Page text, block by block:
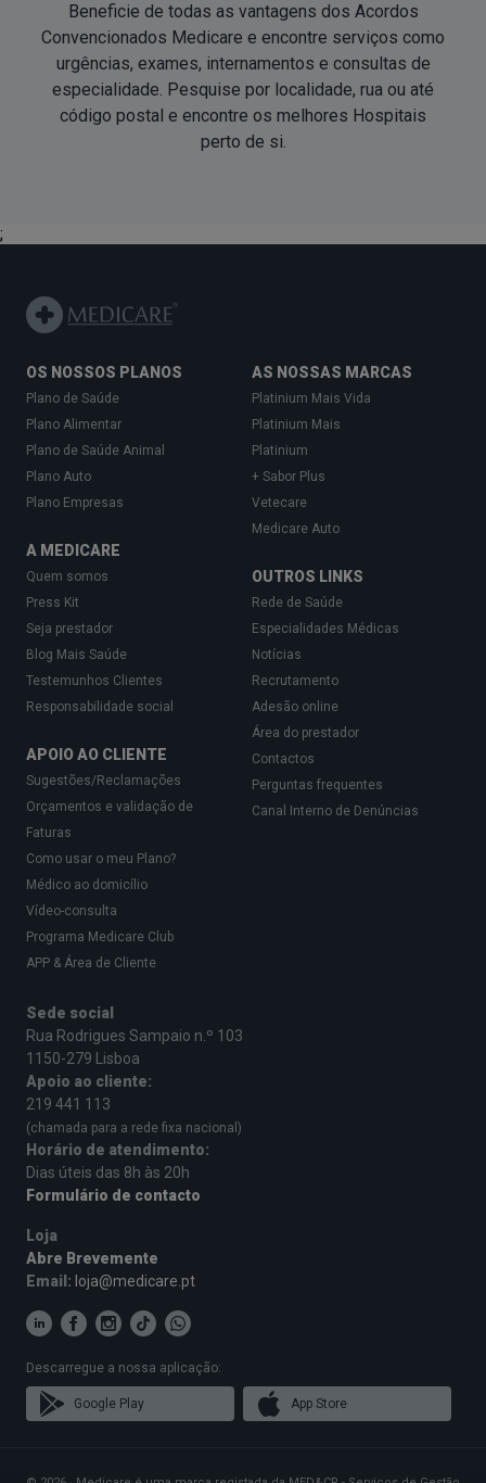
Beneficie de todas as vantagens dos Acordos
Convencionados Medicare e encontre serviços como
urgências, exames, internamentos e consultas de
especialidade. Pesquise por localidade, rua ou até
código postal e encontre os melhores Hospitais
perto de si.
;
OS NOSSOS PLANOS
Plano de Saúde
Plano Alimentar
Plano de Saúde Animal
Plano Auto
Plano Empresas
A MEDICARE
Quem somos
Press Kit
Seja prestador
Blog Mais Saúde
Testemunhos Clientes
Responsabilidade social
APOIO AO CLIENTE
Sugestões/Reclamações
Orçamentos e validação de
Faturas
Como usar o meu Plano?
Médico ao domicílio
Vídeo-consulta
Programa Medicare Club
APP & Área de Cliente
AS NOSSAS MARCAS
Platinium Mais Vida
Platinium Mais
Platinium
+ Sabor Plus
Vetecare
Medicare Auto
OUTROS LINKS
Rede de Saúde
Especialidades Médicas
Notícias
Recrutamento
Adesão online
Área do prestador
Contactos
Perguntas frequentes
Canal Interno de Denúncias
Sede social
Rua Rodrigues Sampaio n.º 103
1150-279 Lisboa
Apoio ao cliente:
219 441 113
(chamada para a rede fixa nacional)
Horário de atendimento:
Dias úteis das 8h às 20h
Formulário de contacto
Loja
Abre Brevemente
Email: loja@medicare.pt
Descarregue a nossa aplicação:
Google Play App Store